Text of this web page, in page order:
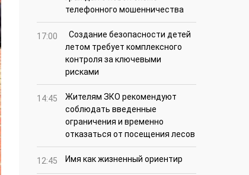
телефонного мошенничества
17:00
Создание безопасности детей
летом требует комплексного
контроля за ключевыми
рисками
14:45
Жителям ЗКО рекомендуют
соблюдать введенные
ограничения и временно
отказаться от посещения лесов
12:45 Имя как жизненный ориентир